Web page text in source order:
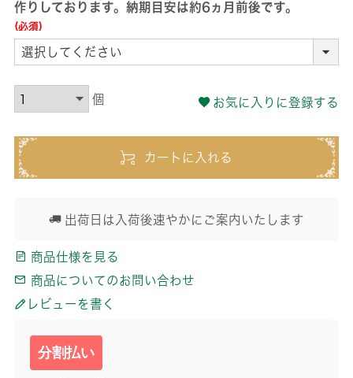
作りしております。納期目安は約6ヵ月前後です。
(必須)
お気に入りに登録する
カートに入れる
出荷日は入荷後速やかにご案内いたします
商品仕様を見る
商品についてのお問い合わせ
レビューを書く
分割払い